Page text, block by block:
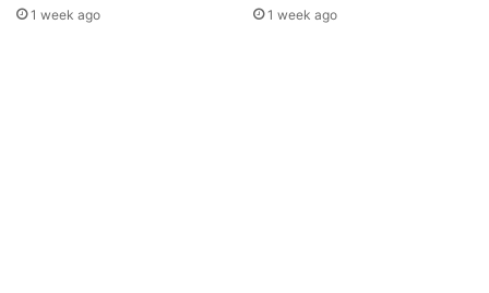
1 week ago 1 week ago